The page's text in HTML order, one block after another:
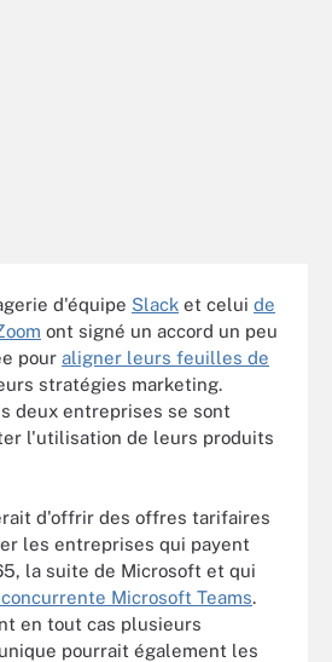
d'équipe Slack et celui de
ont signé un accord un peu
pour aligner leurs feuilles de
stratégies marketing.
deux entreprises se sont
l'utilisation de leurs produits
d'offrir des offres tarifaires
les entreprises qui payent
la suite de Microsoft et qui
Microsoft Teams.
en tout cas plusieurs
pourrait également les